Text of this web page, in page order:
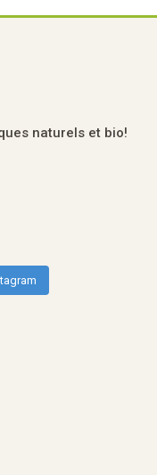
naturels et bio!